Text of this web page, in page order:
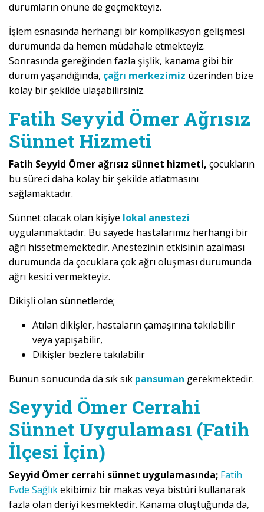
durumların önüne de geçmekteyiz.
İşlem esnasında herhangi bir komplikasyon gelişmesi
durumunda da hemen müdahale etmekteyiz.
Sonrasında gereğinden fazla şişlik, kanama gibi bir
durum yaşandığında, çağrı merkezimiz üzerinden bize
kolay bir şekilde ulaşabilirsiniz.
Fatih Seyyid Ömer Ağrısız
Sünnet Hizmeti
Fatih Seyyid Ömer ağrısız sünnet hizmeti, çocukların
bu süreci daha kolay bir şekilde atlatmasını
sağlamaktadır.
Sünnet olacak olan kişiye lokal anestezi
uygulanmaktadır. Bu sayede hastalarımız herhangi bir
ağrı hissetmemektedir. Anestezinin etkisinin azalması
durumunda da çocuklara çok ağrı oluşması durumunda
ağrı kesici vermekteyiz.
Dikişli olan sünnetlerde;
Atılan dikişler, hastaların çamaşırına takılabilir
veya yapışabilir,
Dikişler bezlere takılabilir
Bunun sonucunda da sık sık pansuman gerekmektedir.
Seyyid Ömer Cerrahi
Sünnet Uygulaması (Fatih
İlçesi İçin)
Seyyid Ömer cerrahi sünnet uygulamasında; Fatih
Evde Sağlıkekibimiz bir makas veya bistüri kullanarak
fazla olan deriyi kesmektedir. Kanama oluştuğunda da,